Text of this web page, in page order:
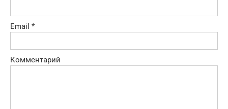
Email *
Комментарий